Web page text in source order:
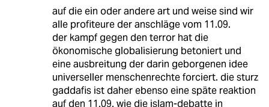
auf die ein oder andere art und weise sind wir
alle profiteure der anschläge vom 11.09.
der kampf gegen den terror hat die
ökonomische globalisierung betoniert und
eine ausbreitung der darin geborgenen idee
universeller menschenrechte forciert. die sturz
gaddafis ist daher ebenso eine späte reaktion
auf den 11.09. wie die islam-debatte in